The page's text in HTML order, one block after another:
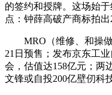
的签约和授牌。这场始
点：钟薛高破产商标拍出
MRO（维修、和操做
21日预售；发布京东工
会，估值达158亿元；两
文锋或自投200亿壁仞科